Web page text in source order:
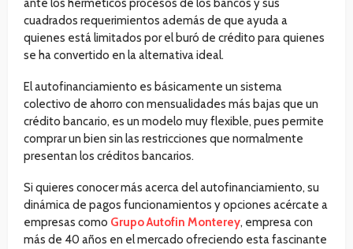
ante los herméticos procesos de los bancos y sus
cuadrados requerimientos además de que ayuda a
quienes está limitados por el buró de crédito para quienes
se ha convertido en la alternativa ideal.
El autofinanciamiento es básicamente un sistema
colectivo de ahorro con mensualidades más bajas que un
crédito bancario, es un modelo muy flexible, pues permite
comprar un bien sin las restricciones que normalmente
presentan los créditos bancarios.
Si quieres conocer más acerca del autofinanciamiento, su
dinámica de pagos funcionamientos y opciones acércate a
empresas como Grupo Autofin Monterey, empresa con
más de 40 años en el mercado ofreciendo esta fascinante